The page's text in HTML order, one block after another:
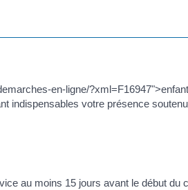
en-ligne/
indispensables votre présence
au moins 15 jours avant le début du